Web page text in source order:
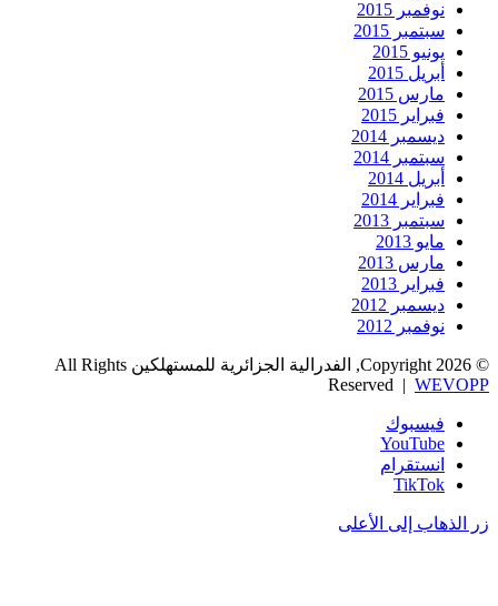
نوفمبر 2015
سبتمبر 2015
يونيو 2015
أبريل 2015
مارس 2015
فبراير 2015
ديسمبر 2014
سبتمبر 2014
أبريل 2014
فبراير 2014
سبتمبر 2013
مايو 2013
مارس 2013
فبراير 2013
ديسمبر 2012
نوفمبر 2012
© Copyright 2026, الفدرالية الجزائرية للمستهلكين All Rights
Reserved | WEVOPP
فيسبوك
‫YouTube
انستقرام
‫TikTok
زر الذهاب إلى الأعلى